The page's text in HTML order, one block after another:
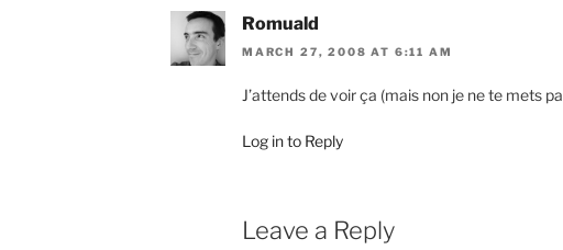
Romuald
MARCH 27, 2008 AT 6:11 AM
J’attends de voir ça (mais non je ne te mets
Log in to Reply
Leave a Reply